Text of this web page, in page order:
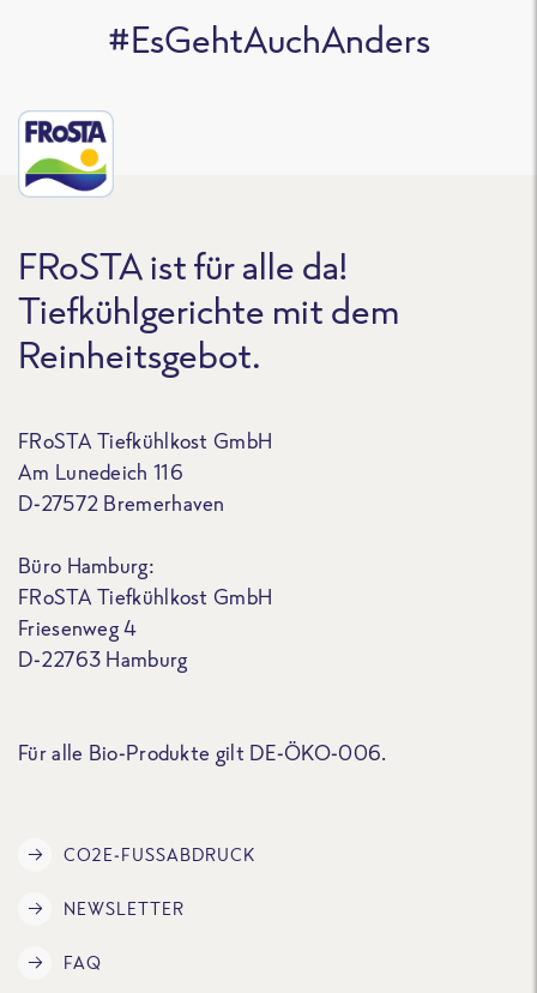
#EsGehtAuchAnders
FRoSTA ist für alle da!
Tiefkühlgerichte mit dem
Reinheitsgebot.
FRoSTA Tiefkühlkost GmbH
Am Lunedeich 116
D-27572 Bremerhaven
Büro Hamburg:
FRoSTA Tiefkühlkost GmbH
Friesenweg 4
D-22763 Hamburg
Für alle Bio-Produkte gilt DE-ÖKO-006.
CO2E-FUSSABDRUCK
NEWSLETTER
FAQ